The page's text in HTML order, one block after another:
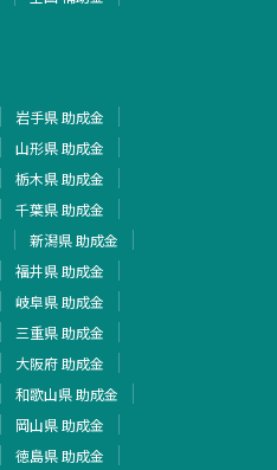
岩手県 助成金
山形県 助成金
栃木県 助成金
千葉県 助成金
新潟県 助成金
福井県 助成金
岐阜県 助成金
三重県 助成金
大阪府 助成金
和歌山県 助成金
岡山県 助成金
徳島県 助成金